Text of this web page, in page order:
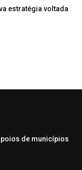
estratégia voltada
de municípios